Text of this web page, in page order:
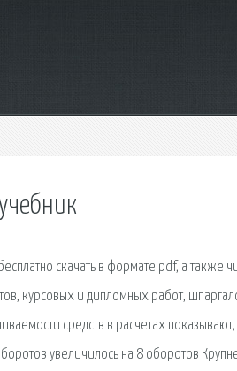
скачать в формате pdf, а также
курсовых и дипломных работ,
средств в расчетах показывают,
увеличилось на 8 оборотов